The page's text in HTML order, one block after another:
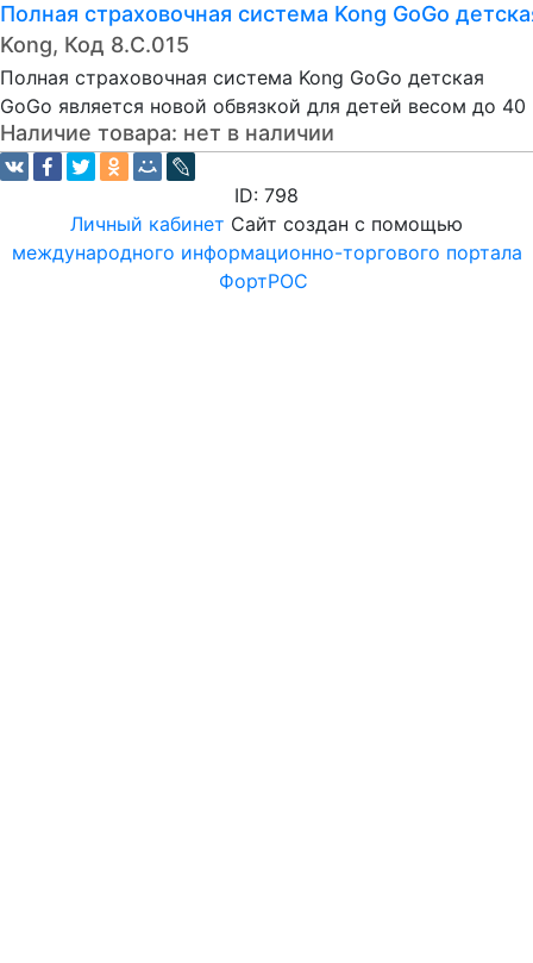
Полная страховочная система Kong GoGo
Kong, Код 8.C.015
Полная страховочная система Kong GoGo детская
GoGo является новой обвязкой для детей весом до
Наличие товара: нет в наличии
ID: 798
Личный кабинет Сайт создан с помощью
международного информационно-торгового портала
ФортРОС